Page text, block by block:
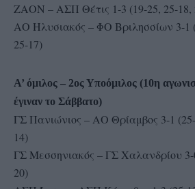
ΖΑΟΝ – ΑΣΠ Θέτις 1-3 (19-25, 25-18,
ΑΟ Ηλυσιακός – ΦΟ Βριλησσίων 3-1
25-17)
Α’ όμιλος – 2ος Υποόμιλος (10η
έγιναν το Σάββατο)
ΓΣ Πανιώνιος – ΑΟ Θρίαμβος 3-1
14)
ΓΣ Μεσσηνιακός – ΓΣ Χαλανδρίου 3-
20)